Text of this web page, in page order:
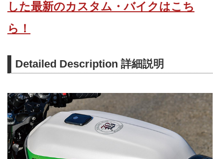
した最新のカスタム・バイクはこち
ら！
Detailed Description 詳細説明